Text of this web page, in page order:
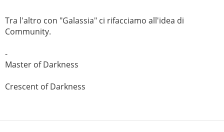
Tra l'altro con "Galassia" ci rifacciamo all'idea di
Community.
-
Master of Darkness
Crescent of Darkness